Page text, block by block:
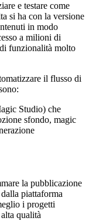
e testare come
si ha con la versione
in modo
a milioni di
funzionalità molto
il flusso di
Studio) che
sfondo, magic
la pubblicazione
piattaforma
i progetti
qualità